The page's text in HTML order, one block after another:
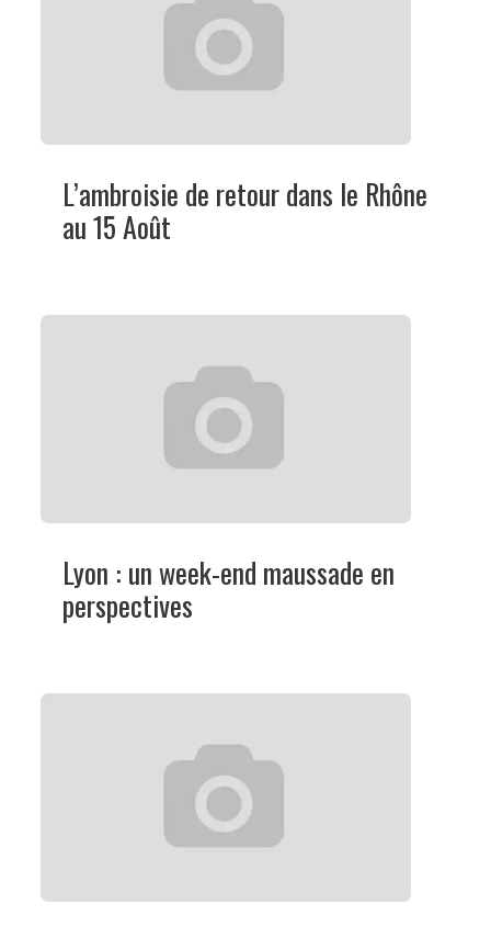
L’ambroisie de retour dans le Rhône
au 15 Août
Lyon : un week-end maussade en
perspectives